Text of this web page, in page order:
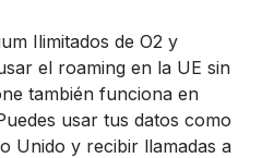
Ilimitados de O2 y
el roaming en la UE sin
también funciona en
usar tus datos como
Unido y recibir llamadas a